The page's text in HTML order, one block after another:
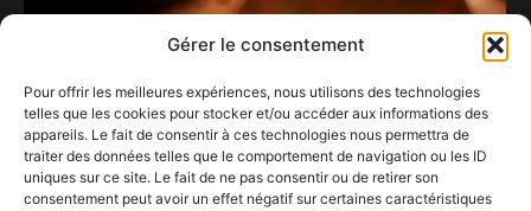
Gérer le consentement
Pour offrir les meilleures expériences, nous utilisons des technologies
telles que les cookies pour stocker et/ou accéder aux informations des
appareils. Le fait de consentir à ces technologies nous permettra de
traiter des données telles que le comportement de navigation ou les ID
uniques sur ce site. Le fait de ne pas consentir ou de retirer son
consentement peut avoir un effet négatif sur certaines caractéristiques